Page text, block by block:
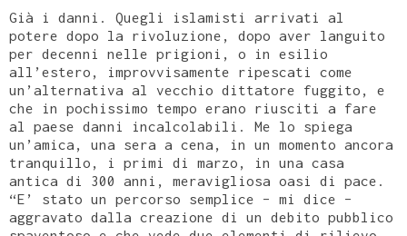
Già i danni. Quegli islamisti arrivati al
potere dopo la rivoluzione, dopo aver languito
per decenni nelle prigioni, o in esilio
all’estero, improvvisamente ripescati come
un’alternativa al vecchio dittatore fuggito, e
che in pochissimo tempo erano riusciti a fare
al paese danni incalcolabili. Me lo spiega
un’amica, una sera a cena, in un momento ancora
tranquillo, i primi di marzo, in una casa
antica di 300 anni, meravigliosa oasi di pace.
“E’ stato un percorso semplice – mi dice –
aggravato dalla creazione di un debito pubblico